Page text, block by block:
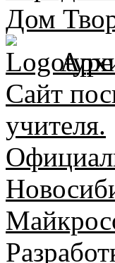
Дом
Сайт
учителя.